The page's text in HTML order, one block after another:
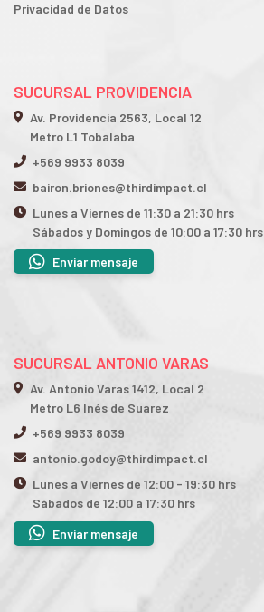
Privacidad de Datos
SUCURSAL PROVIDENCIA
Av. Providencia 2563, Local 12
Metro L1 Tobalaba
+569 9933 8039
bairon.briones@thirdimpact.cl
Lunes a Viernes de 11:30 a 21:30 hrs
Sábados y Domingos de 10:00 a 17:30 hrs
Enviar mensaje
SUCURSAL ANTONIO VARAS
Av. Antonio Varas 1412, Local 2
Metro L6 Inés de Suarez
+569 9933 8039
antonio.godoy@thirdimpact.cl
Lunes a Viernes de 12:00 - 19:30 hrs
Sábados de 12:00 a 17:30 hrs
Enviar mensaje